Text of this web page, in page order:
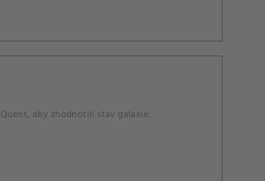
aby zhodnotili stav galaxie.